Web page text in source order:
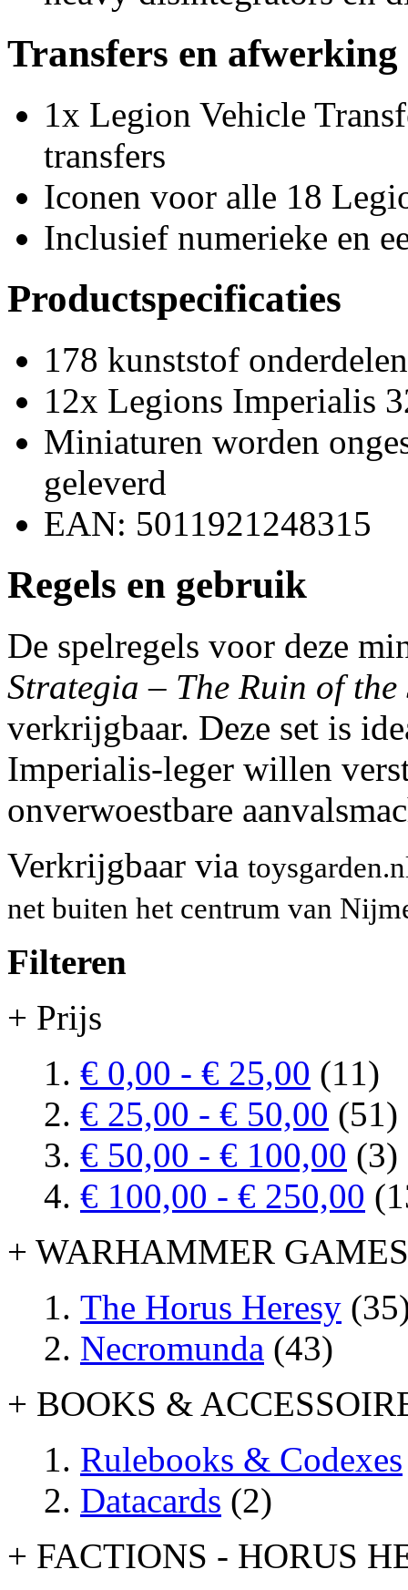
Transfers en afwerking
1x Legion Vehicle
transfers
Iconen voor alle 18
Inclusief numerieke en
Productspecificaties
178 kunststof onderdelen
12x Legions Imperialis
Miniaturen worden
geleverd
EAN: 5011921248315
Regels en gebruik
De spelregels voor deze
Strategia – The Ruin of the
verkrijgbaar. Deze set is
Imperialis-leger willen
onverwoestbare
Verkrijgbaar via
net buiten het centrum van
Filteren
+ Prijs
€ 0,00 - € 25,00 (11)
€ 25,00 - € 50,00 (51)
€ 50,00 - € 100,00 (3)
€ 100,00 - € 250,00
+ WARHAMMER GAMES
The Horus Heresy
Necromunda (43)
+ BOOKS &
Rulebooks & Codexes
Datacards (2)
+ FACTIONS - HORUS